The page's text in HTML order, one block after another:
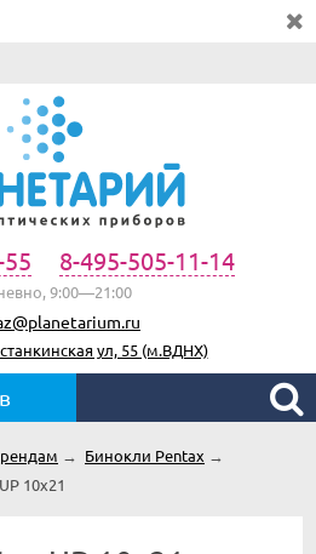
8-495-505-11-14
9:00—21:00
ул, 55 (м.ВДНХ)
→ Бинокли Pentax →
10x21